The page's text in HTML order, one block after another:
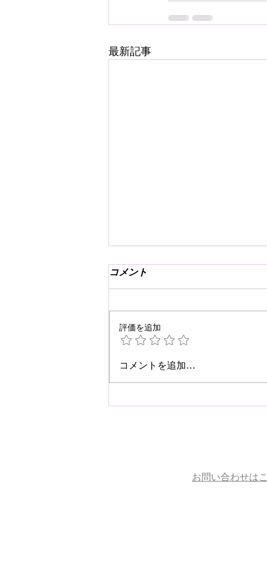
最新記事
☆肩こり・腰痛予防☆
コメント
評価を追加
コメントを追加…
お問い合わせは